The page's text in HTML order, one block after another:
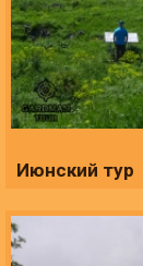
Июнский тур